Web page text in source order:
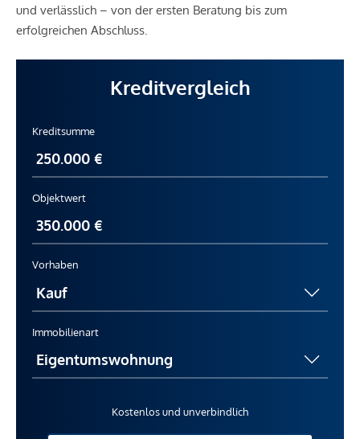
und verlässlich – von der ersten Beratung bis zum
erfolgreichen Abschluss.
Kreditvergleich
Kreditsumme
Objektwert
Vorhaben
Immobilienart
Kostenlos und unverbindlich